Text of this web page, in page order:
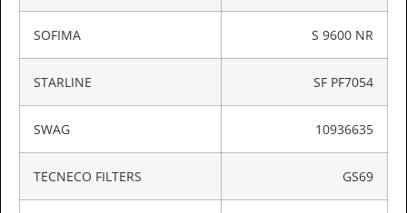
SOFIMA S 9600 NR
STARLINE SF PF7054
SWAG 10936635
TECNECO FILTERS GS69